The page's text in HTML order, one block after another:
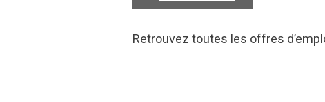
Retrouvez toutes les offres